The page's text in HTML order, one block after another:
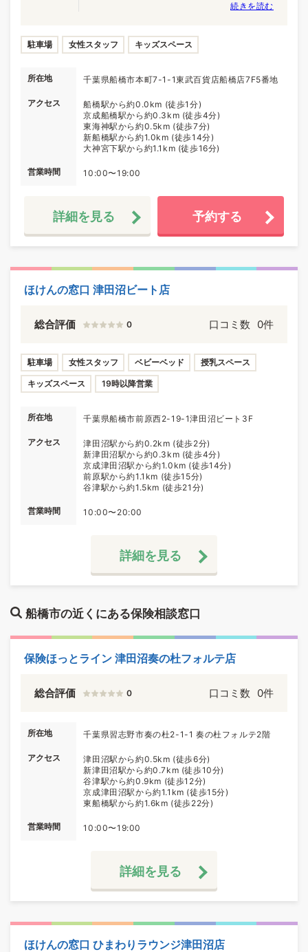
続きを読む
駐車場 女性スタッフ キッズスペース
所在地 千葉県船橋市本町7-1-1東武百貨店船橋店7F5番地
アクセス
船橋駅から約0.0km (徒歩1分)
京成船橋駅から約0.3km (徒歩4分)
東海神駅から約0.5km (徒歩7分)
新船橋駅から約1.0km (徒歩14分)
大神宮下駅から約1.1km (徒歩16分)
営業時間 10:00〜19:00
詳細を見る 予約する
ほけんの窓口 津田沼ビート店
総合評価 0 口コミ数 0件
駐車場 女性スタッフ ベビーベッド 授乳スペース
キッズスペース 19時以降営業
所在地 千葉県船橋市前原西2-19-1津田沼ビート3F
アクセス
津田沼駅から約0.2km (徒歩2分)
新津田沼駅から約0.3km (徒歩4分)
京成津田沼駅から約1.0km (徒歩14分)
前原駅から約1.1km (徒歩15分)
谷津駅から約1.5km (徒歩21分)
営業時間 10:00〜20:00
詳細を見る
船橋市の近くにある保険相談窓口
保険ほっとライン 津田沼奏の杜フォルテ店
総合評価 0 口コミ数 0件
所在地 千葉県習志野市奏の杜2-1-1 奏の杜フォルテ2階
アクセス
津田沼駅から約0.5km (徒歩6分)
新津田沼駅から約0.7km (徒歩10分)
谷津駅から約0.9km (徒歩12分)
京成津田沼駅から約1.1km (徒歩15分)
東船橋駅から約1.6km (徒歩22分)
営業時間 10:00〜19:00
詳細を見る
ほけんの窓口 ひまわりラウンジ津田沼店